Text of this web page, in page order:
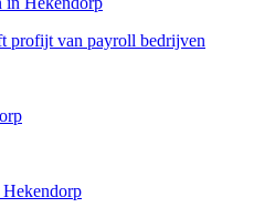
profijt van payroll bedrijven